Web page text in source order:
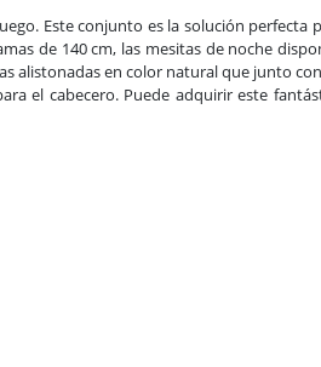
Este conjunto es la solución perfecta
de 140 cm, las mesitas de noche
alistonadas en color natural que junto
el cabecero. Puede adquirir este